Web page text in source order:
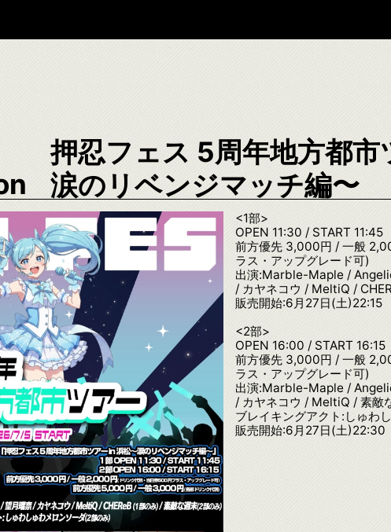
押忍フェス 5周年地方都
涙のリベンジマッチ編〜
<1部>
OPEN 11:30 / START 11:45
前方優先 3,000円 / 一般
ラス・アップグレード可)
出演:Marble-Maple /
/ カヤネコウ / MeltiQ /
販売開始:6月27日(土)22:15
<2部>
OPEN 16:00 / START 16:15
前方優先 3,000円 / 一般
ラス・アップグレード可)
出演:Marble-Maple /
/ カヤネコウ / MeltiQ / 素敵
ブレイキングアクト:しゅわ
販売開始:6月27日(土)22:30